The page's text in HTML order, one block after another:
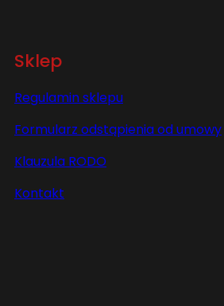
Sklep
Regulamin sklepu
Formularz odstąpienia od umowy
Klauzula RODO
Kontakt